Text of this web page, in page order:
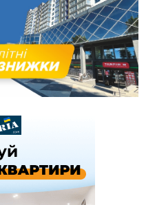
чоловіку, який у Буковелі
за 8,5 тисяч
відкопали давньоруську
серію складних операцій
водій Audi наїхав на
України - трохи більше ніж 6
збили жінку